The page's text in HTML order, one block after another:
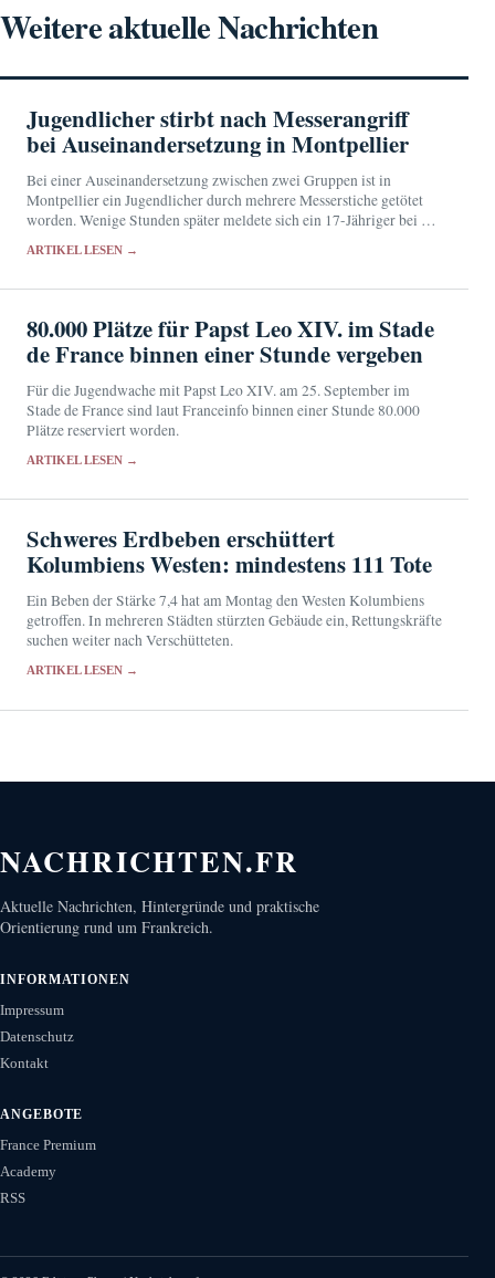
Weitere aktuelle Nachrichten
Jugendlicher stirbt nach Messerangriff
bei Auseinandersetzung in Montpellier
Bei einer Auseinandersetzung zwischen zwei Gruppen ist in
Montpellier ein Jugendlicher durch mehrere Messerstiche getötet
worden. Wenige Stunden später meldete sich ein 17-Jähriger bei der
ARTIKEL LESEN →
80.000 Plätze für Papst Leo XIV. im Stade
de France binnen einer Stunde vergeben
Für die Jugendwache mit Papst Leo XIV. am 25. September im
Stade de France sind laut Franceinfo binnen einer Stunde 80.000
Plätze reserviert worden.
ARTIKEL LESEN →
Schweres Erdbeben erschüttert
Kolumbiens Westen: mindestens 111 Tote
Ein Beben der Stärke 7,4 hat am Montag den Westen Kolumbiens
getroffen. In mehreren Städten stürzten Gebäude ein, Rettungskräfte
suchen weiter nach Verschütteten.
ARTIKEL LESEN →
NACHRICHTEN.FR
Aktuelle Nachrichten, Hintergründe und praktische
Orientierung rund um Frankreich.
INFORMATIONEN
Impressum
Datenschutz
Kontakt
ANGEBOTE
France Premium
Academy
RSS